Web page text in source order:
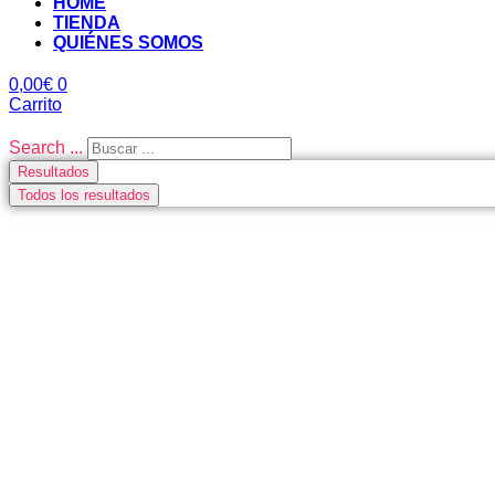
TIENDA
QUIÉNES SOMOS
0,00€ 0
Carrito
Search ...
Resultados
Todos los resultados